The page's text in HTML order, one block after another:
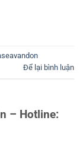
Để lại bình luận
– Hotline: